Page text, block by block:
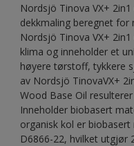
Nordsjö Tinova VX+
dekkmaling beregnet for
Nordsjö Tinova VX+
klima og inneholder et
høyere tørstoff, tykkere
av Nordsjö TinovaVX+
Wood Base Oil
Inneholder biobasert
organisk kol er
D6866-22, hvilket utgjør